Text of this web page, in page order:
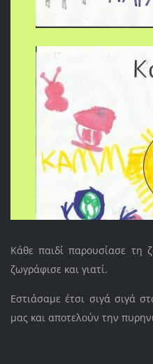
Κάθε παιδί παρουσίασε τη
ζωγράφισε και γιατί.
Εστιάσαμε έτσι σιγά σιγά
μας και αποτελούν την